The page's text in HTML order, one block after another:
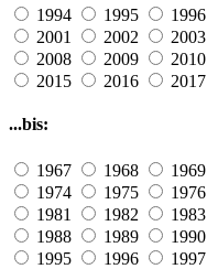
1994
1995 1996
2001
2002 2003
2008
2009 2010
2015
2016 2017
...bis:
1967 1968 1969
1974
1975 1976
1981
1982 1983
1988
1989 1990
1995
1996 1997